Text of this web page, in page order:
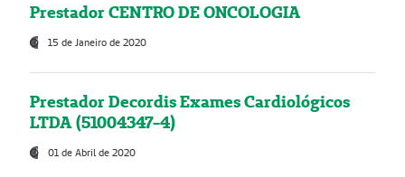
Prestador CENTRO DE ONCOLOGIA
15 de Janeiro de 2020
Prestador Decordis Exames Cardiológicos
LTDA (51004347-4)
01 de Abril de 2020